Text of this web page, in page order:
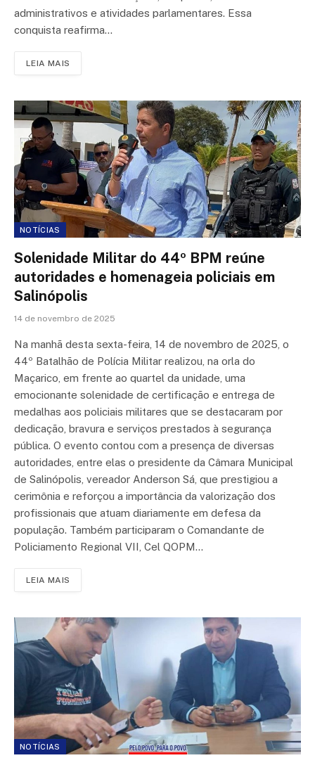
administrativos e atividades parlamentares. Essa
conquista reafirma…
LEIA MAIS
NOTÍCIAS
Solenidade Militar do 44º BPM reúne
autoridades e homenageia policiais em
Salinópolis
14 de novembro de 2025
Na manhã desta sexta-feira, 14 de novembro de 2025, o
44º Batalhão de Polícia Militar realizou, na orla do
Maçarico, em frente ao quartel da unidade, uma
emocionante solenidade de certificação e entrega de
medalhas aos policiais militares que se destacaram por
dedicação, bravura e serviços prestados à segurança
pública. O evento contou com a presença de diversas
autoridades, entre elas o presidente da Câmara Municipal
de Salinópolis, vereador Anderson Sá, que prestigiou a
cerimônia e reforçou a importância da valorização dos
profissionais que atuam diariamente em defesa da
população. Também participaram o Comandante de
Policiamento Regional VII, Cel QOPM…
LEIA MAIS
NOTÍCIAS